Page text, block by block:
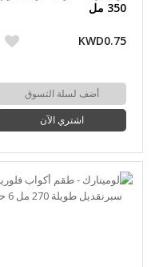
350 مل
KWD0.75
أضف لسلة التسوق
اشتري الآن